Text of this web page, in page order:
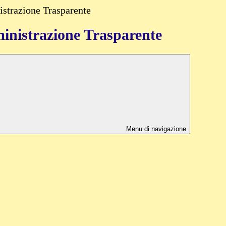
Trasparente
Trasparente
Menu di navigazione